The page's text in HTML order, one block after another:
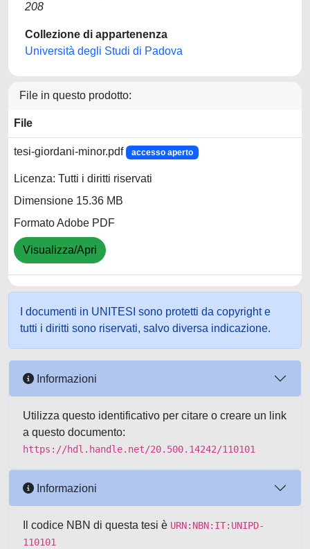
208
Collezione di appartenenza
Università degli Studi di Padova
File in questo prodotto:
File
tesi-giordani-minor.pdf accesso aperto
Licenza: Tutti i diritti riservati
Dimensione 15.36 MB
Formato Adobe PDF
Visualizza/Apri
I documenti in UNITESI sono protetti da copyright e
tutti i diritti sono riservati, salvo diversa indicazione.
Informazioni
Utilizza questo identificativo per citare o creare un link
a questo documento:
https://hdl.handle.net/20.500.14242/110101
Informazioni
Il codice NBN di questa tesi è URN:NBN:IT:UNIPD-
110101